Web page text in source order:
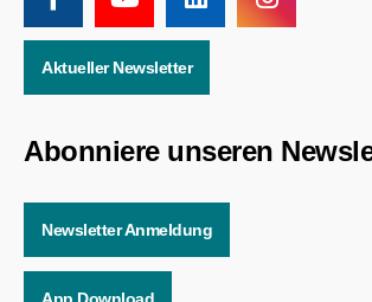
Aktueller Newsletter
Abonniere unseren
Newsletter Anmeldung
App Download